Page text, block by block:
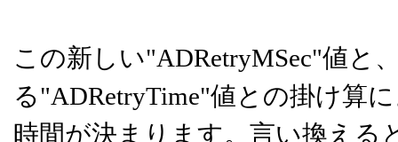
この新しい"ADRetryMSec"値と
る"ADRetryTime"値との掛け算
時間が決まります。言い換える